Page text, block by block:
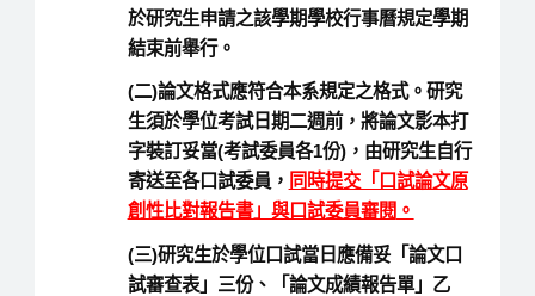
於研究生申請之該學期學校行事曆規定學期
結束前舉行。
(二)論文格式應符合本系規定之格式。研究
生須於學位考試日期二週前，將論文影本打
字裝訂妥當(考試委員各1份)，由研究生自行
寄送至各口試委員， 同時提交「口試論文原
創性比對報告書」與口試委員審閱 。
(三)研究生於學位口試當日應備妥「論文口
試審查表」三份、「論文成績報告單」乙